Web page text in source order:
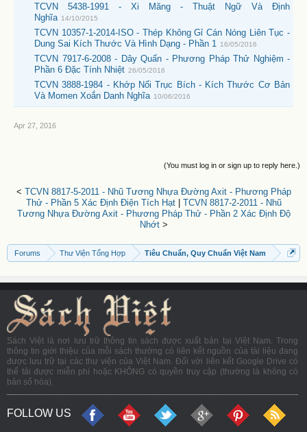
TCVN 5438-1991 - Xi Măng - Thuật Ngữ Và Định
Nghĩa 14/10/2015
TCVN 10357-1-2014-ISO - Thép Không Gỉ Cán Nóng Liên Tục -
Dung Sai Kích Thước Và Hình Dạng - Phần 1
16/05/2016
TCVN 7917-6-2008 - Dây Quấn - Phương Pháp Thử Nghiệm -
Phần 6 Đặc Tính Nhiệt 26/05/2016
TCVN 3888-1984 - Khớp Nối Trục Bích - Kích Thước Cơ Bản
Và Momen Xoắn Danh Nghĩa 10/06/2016
Apr 27, 2016
(You must log in or sign up to reply here.)
< TCVN 8817-5-2011 - Nhũ Tương Nhựa Đường Axit - Phương Pháp
Thử - Phần 5 Xác Định Điện Tích Hạt| TCVN 8817-2-2011 - Nhũ
Tương Nhựa Đường Axit - Phương Pháp Thử - Phần 2 Xác Định Độ
Nhớt>
Forums Thư Viện Tổng Hợp Tiêu Chuẩn, Quy Chuẩn Việt Nam
Sách Việt là nơi lưu trữ thông tin sách được xuất bản tại Việt Nam. Trong
thông tin giới thiệu của mỗi sách thường có liên kết nguồn của tài liệu đang
được lưu trữ tại các thư viện của Việt Nam. Đối với liên kết Google Drive có
thể tải được miễn phí hoặc KHÔNG có quyền truy cập (thường là không có
bản số hóa).
FOLLOW US